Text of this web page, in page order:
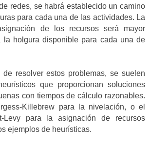
redes, se habrá establecido un camino
para cada una de las actividades. La
de los recursos será mayor
la holgura disponible para cada una de
resolver estos problemas, se suelen
que proporcionan soluciones
con tiempos de cálculo razonables.
Killebrew para la nivelación, o el
Levy para la asignación de recursos
ejemplos de heurísticas.